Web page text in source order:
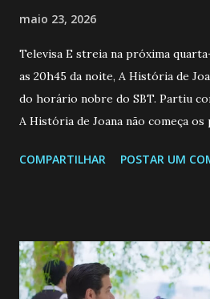
maio 23, 2026
Televisa E streia na próxima
as 20h45 da noite, A História de
do horário nobre do SBT. Partiu
A História de Joana não começa os
de 25/05/26 a 31/05/26 JOANA
permanecer virgem até encontrar
ama, o que não é fácil, já que
COMPARTILHAR POSTAR UM